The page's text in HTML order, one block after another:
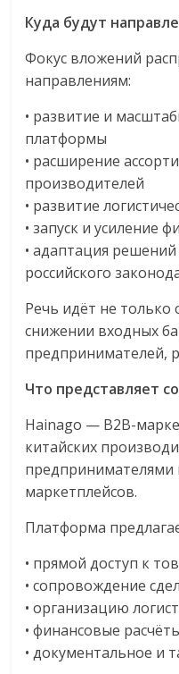
меняет
жизнь
людей
обсудить
эти
изменения
читателем.
Куда будут
Фокус вложений
направлениям:
• развитие и
платформы
• расширение
производителей
• развитие
• запуск и усиление
• адаптация
российского
Речь идёт не только
снижении входных
предпринимателей,
Что представляет
Hainago — B2B-
китайских
предпринимателями
маркетплейсов.
Платформа
• прямой доступ к
• сопровождение
• организацию
• финансовые
• документальное и